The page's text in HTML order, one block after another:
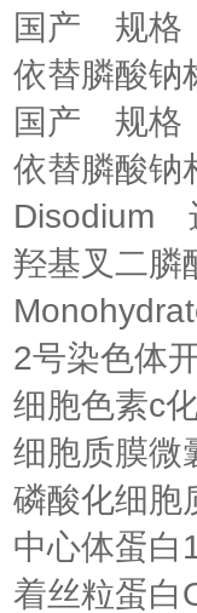
国产 规格
依替膦酸
国产 规格
依替膦酸
Disodium
羟基叉二
2号染色体
细胞色素c
细胞质膜
磷酸化细
中心体蛋
着丝粒蛋